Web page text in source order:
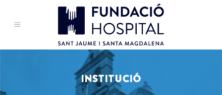
INSTITUCIÓ